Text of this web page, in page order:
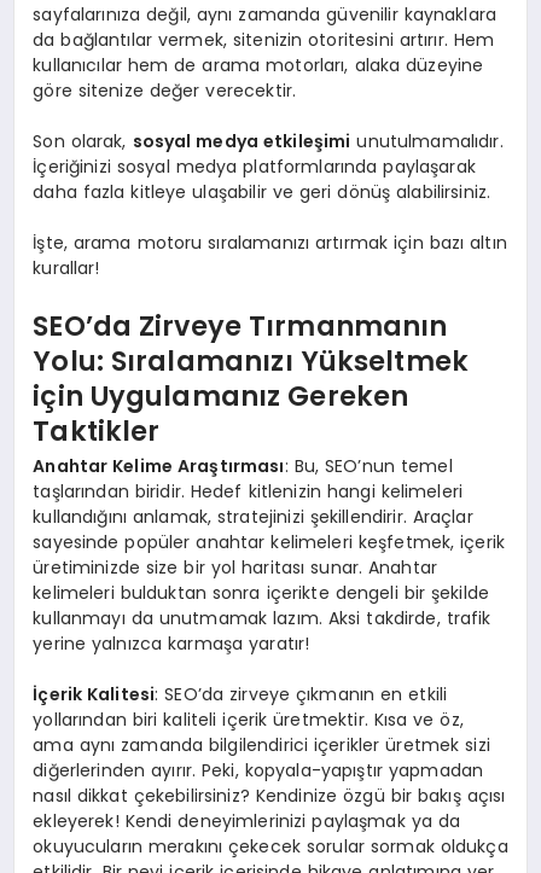
sayfalarınıza değil, aynı zamanda güvenilir kaynaklara
da bağlantılar vermek, sitenizin otoritesini artırır. Hem
kullanıcılar hem de arama motorları, alaka düzeyine
göre sitenize değer verecektir.
Son olarak, sosyal medya etkileşimi unutulmamalıdır.
İçeriğinizi sosyal medya platformlarında paylaşarak
daha fazla kitleye ulaşabilir ve geri dönüş alabilirsiniz.
İşte, arama motoru sıralamanızı artırmak için bazı altın
kurallar!
SEO’da Zirveye Tırmanmanın
Yolu: Sıralamanızı Yükseltmek
için Uygulamanız Gereken
Taktikler
Anahtar Kelime Araştırması: Bu, SEO’nun temel
taşlarından biridir. Hedef kitlenizin hangi kelimeleri
kullandığını anlamak, stratejinizi şekillendirir. Araçlar
sayesinde popüler anahtar kelimeleri keşfetmek, içerik
üretiminizde size bir yol haritası sunar. Anahtar
kelimeleri bulduktan sonra içerikte dengeli bir şekilde
kullanmayı da unutmamak lazım. Aksi takdirde, trafik
yerine yalnızca karmaşa yaratır!
İçerik Kalitesi: SEO’da zirveye çıkmanın en etkili
yollarından biri kaliteli içerik üretmektir. Kısa ve öz,
ama aynı zamanda bilgilendirici içerikler üretmek sizi
diğerlerinden ayırır. Peki, kopyala-yapıştır yapmadan
nasıl dikkat çekebilirsiniz? Kendinize özgü bir bakış açısı
ekleyerek! Kendi deneyimlerinizi paylaşmak ya da
okuyucuların merakını çekecek sorular sormak oldukça